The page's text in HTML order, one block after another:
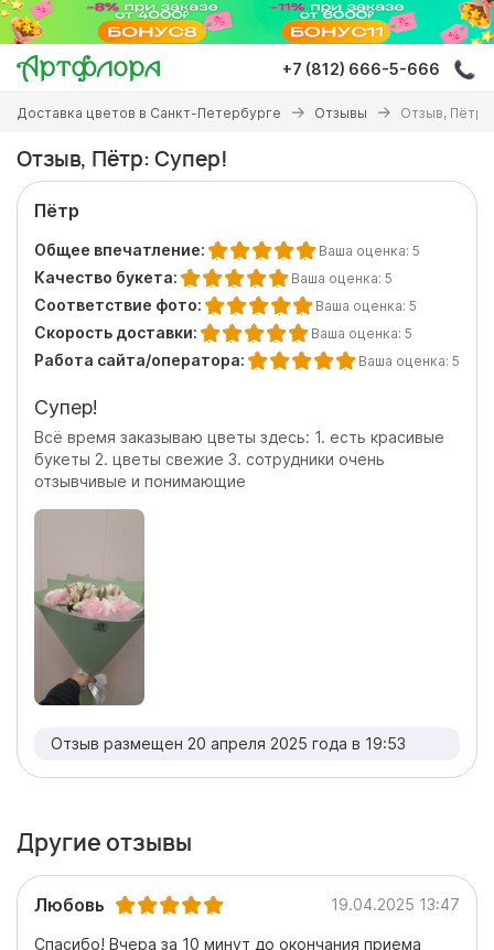
Перейти
основному
содержанию
+7 (812) 666-5-666
Вы
здесь
Доставка цветов в Санкт-Петербурге Отзывы Отзыв, Пётр:
Отзыв, Пётр: Супер!
Пётр
Общее впечатление: Ваша оценка: 5
Качество букета: Ваша оценка: 5
Соответствие фото: Ваша оценка: 5
Скорость доставки: Ваша оценка: 5
Работа сайта/оператора: Ваша оценка: 5
Супер!
Всё время заказываю цветы здесь: 1. есть красивые
букеты 2. цветы свежие 3. сотрудники очень
отзывчивые и понимающие
Отзыв размещен 20 апреля 2025 года в 19:53
Другие отзывы
Любовь 19.04.2025 13:47
Спасибо! Вчера за 10 минут до окончания приема